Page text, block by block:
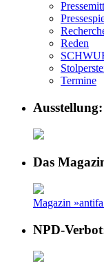
Reden
Termine
Das
Magazin
NPD-